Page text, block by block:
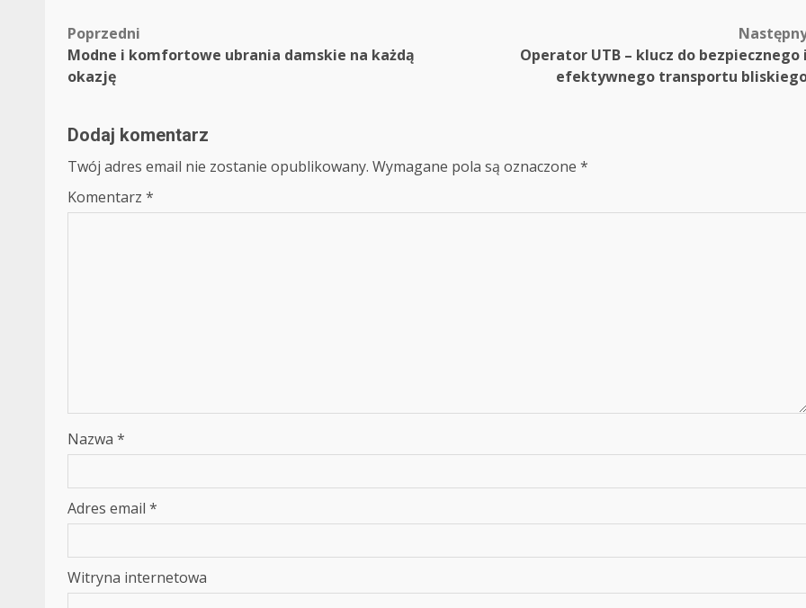
Zobacz
wpisy
Poprzedni
Modne i komfortowe ubrania damskie na każdą
okazję
Operator UTB – klucz do bezpiecznego i
efektywnego transportu
Dodaj komentarz
Twój adres email nie zostanie opublikowany. Wymagane pola są oznaczone *
Komentarz *
Nazwa *
Adres email *
Witryna internetowa